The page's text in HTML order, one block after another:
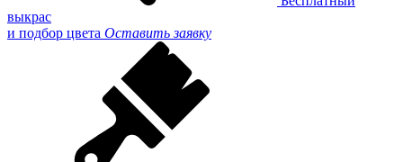
выкрас
и подбор цвета Оставить заявку